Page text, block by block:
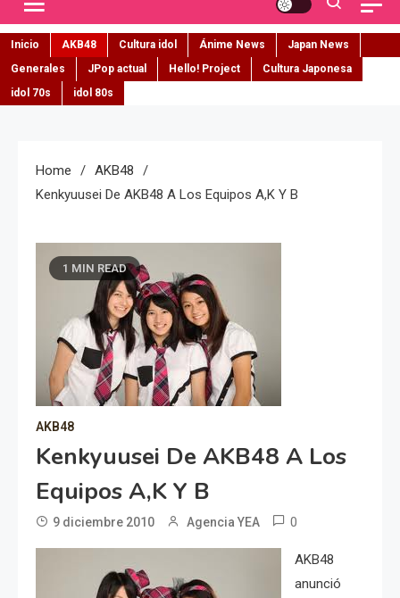
Inicio AKB48 Cultura idol Ánime News
Japan News
Generales
JPop actual Hello! Project
Cultura Japonesa
idol 70s
idol 80s
Home
AKB48
Kenkyuusei De AKB48 A Los Equipos A,K Y B
1 MIN READ
AKB48
Kenkyuusei De AKB48 A Los
Equipos A,K Y B
9 diciembre 2010 Agencia YEA 0
AKB48
anunció